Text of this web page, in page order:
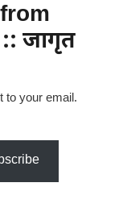
जागृत
to your email.